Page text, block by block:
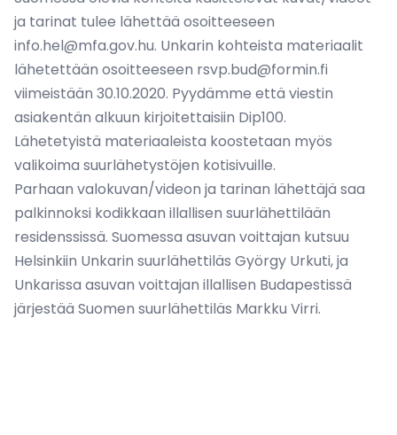
ja tarinat tulee lähettää osoitteeseen
info.hel@mfa.gov.hu. Unkarin kohteista materiaalit
lähetettään osoitteeseen rsvp.bud@formin.fi
viimeistään 30.10.2020. Pyydämme että viestin
asiakentän alkuun kirjoitettaisiin Dip100.
Lähetetyistä materiaaleista koostetaan myös
valikoima suurlähetystöjen kotisivuille.
Parhaan valokuvan/videon ja tarinan lähettäjä saa
palkinnoksi kodikkaan illallisen suurlähettilään
residenssissä. Suomessa asuvan voittajan kutsuu
Helsinkiin Unkarin suurlähettiläs György Urkuti, ja
Unkarissa asuvan voittajan illallisen Budapestissä
järjestää Suomen suurlähettiläs Markku Virri.